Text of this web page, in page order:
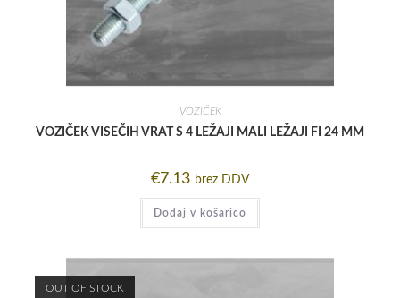
VOZIČEK
VOZIČEK VISEČIH VRAT S 4 LEŽAJI MALI LEŽAJI FI 24 MM
€7.13 brez DDV
Dodaj v košarico
OUT OF STOCK